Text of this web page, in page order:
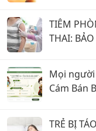
TIÊM
THAI: BẢO
Mọi người
Cám Bán
TRẺ BỊ